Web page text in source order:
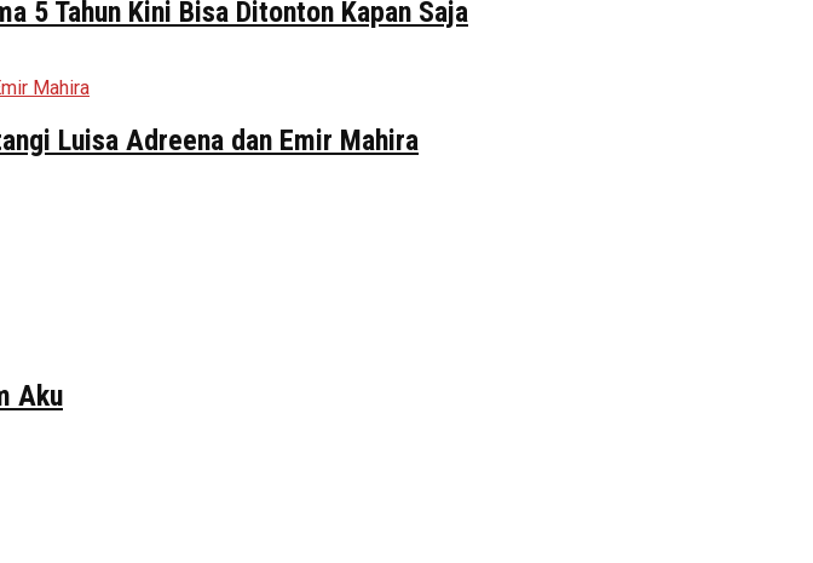
5 Tahun Kini Bisa Ditonton Kapan Saja
Luisa Adreena dan Emir Mahira
Aku